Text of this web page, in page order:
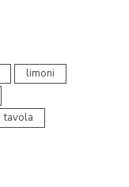
limoni
tavola